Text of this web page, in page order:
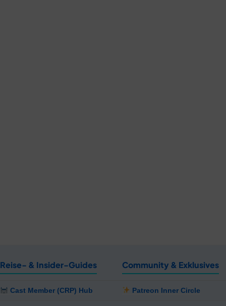
Reise- & Insider-Guides
Cast Member (CRP) Hub
Community & Exklusives
Patreon Inner Circle